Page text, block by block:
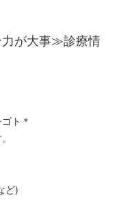
が大事≫診療情
ト＊
ど)